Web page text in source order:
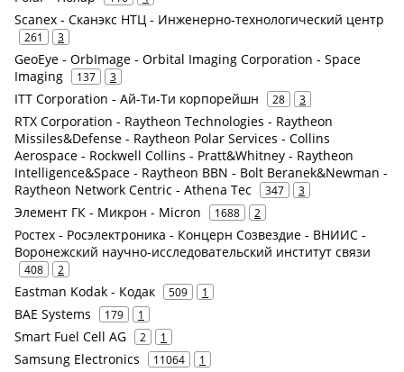
Scanex - Сканэкс НТЦ - Инженерно-технологический центр
261 3
GeoEye - OrbImage - Orbital Imaging Corporation - Space
Imaging
137 3
ITT Corporation - Ай-Ти-Ти корпорейшн 28 3
RTX Corporation - Raytheon Technologies - Raytheon
Missiles&Defense - Raytheon Polar Services - Collins
Aerospace - Rockwell Collins - Pratt&Whitney - Raytheon
Intelligence&Space - Raytheon BBN - Bolt Beranek&Newman -
Raytheon Network Centric - Athena Tec
347 3
Элемент ГК - Микрон - Micron 1688 2
Ростех - Росэлектроника - Концерн Созвездие - ВНИИС -
Воронежский научно-исследовательский институт связи
408 2
Eastman Kodak - Кодак 509 1
BAE Systems 179 1
Smart Fuel Cell AG 2 1
Samsung Electronics 11064 1